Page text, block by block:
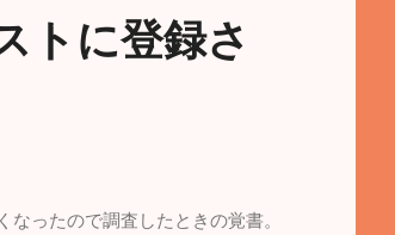
(344c4567c 2025-10-21) (built
ンパイラ本体。 通常は cargo build
トに登録さ
ったので調査したときの覚書。